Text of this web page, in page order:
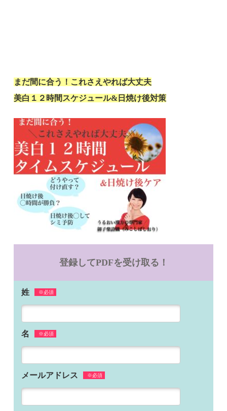
まだ間に合う！これさえやれば大丈夫
美白１２時間スケジュール&日焼け後対策
登録してPDFを受け取る！
姓 ※必須
名 ※必須
メールアドレス ※必須